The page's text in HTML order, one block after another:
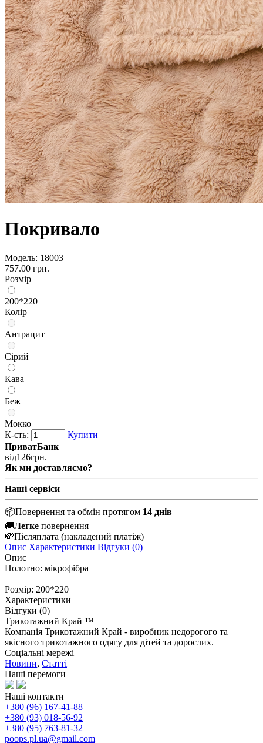
Покривало
Модель: 18003
757.00 грн.
Розмір
200*220
Колір
Антрацит
Сірий
Кава
Беж
Мокко
К-сть:
Купити
ПриватБанк
від126грн.
Як ми доставляємо?
Наші сервіси
📦Повернення та обмін протягом 14 днів
🚚Легке повернення
💸Післяплата (накладений платіж)
Опис Характеристики Відгуки (0)
Опис
Полотно: мікрофібра
Розмір: 200*220
Характеристики
Відгуки (0)
Трикотажний Край ™
Компанія Трикотажний Край - виробник недорогого та
якісного трикотажного одягу для дітей та дорослих.
Соціальні мережі
Новини, Статті
Наші перемоги
Наші контакти
+380 (96) 167-41-88
+380 (93) 018-56-92
+380 (95) 763-81-32
poops.pl.ua@gmail.com